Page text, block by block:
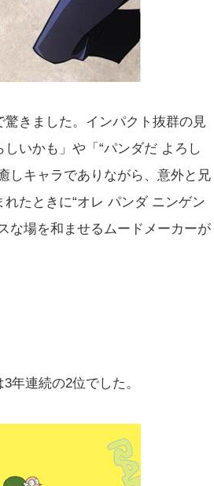
きました。インパクト抜群の見
いかも」や「“パンダだ よろし
しキャラでありながら、意外と兄
たときに“オレ パンダ ニンゲン
な場を和ませるムードメーカーが
年連続の2位でした。